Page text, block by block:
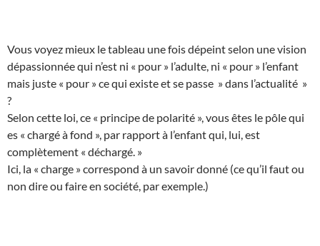
Vous voyez mieux le tableau une fois dépeint selon une vision
dépassionnée qui n’est ni « pour » l’adulte, ni « pour » l’enfant
mais juste « pour » ce qui existe et se passe » dans l’actualité »
?
Selon cette loi, ce « principe de polarité », vous êtes le pôle qui
es « chargé à fond », par rapport à l’enfant qui, lui, est
complètement « déchargé. »
Ici, la « charge » correspond à un savoir donné (ce qu’il faut ou
non dire ou faire en société, par exemple.)